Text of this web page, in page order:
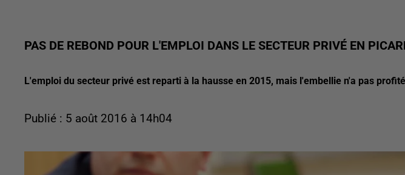
PAS DE REBOND POUR L'EMPLOI DANS LE SECTEUR PRIVÉ EN
L'emploi du secteur privé est reparti à la hausse en 2015, mais l'embellie n'a pas
Publié : 5 août 2016 à 14h04